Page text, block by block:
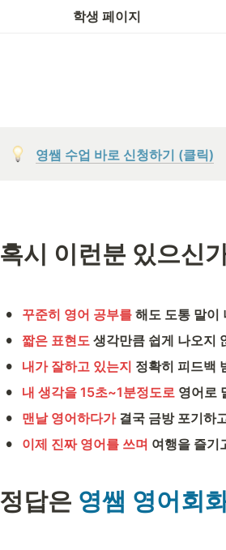
학생 페이지
영쌤 수업 바로 신청하기 (클릭)
혹시 이런분 있으신
• 꾸준히 영어 공부를 해도 도통 말이
• 짧은 표현도 생각만큼 쉽게 나오지
• 내가 잘하고 있는지 정확히 피드백
• 내 생각을 15초~1분정도로 영어로
• 맨날 영어하다가 결국 금방 포기하
• 이제 진짜 영어를 쓰며 여행을 즐기
정답은 영쌤 영어회